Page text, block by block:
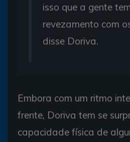
isso que a gente
revezamento com
disse Doriva.
Embora com um ritmo
frente, Doriva tem se
capacidade física de